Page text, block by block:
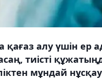
алу үшін ер
тиісті
мұндай